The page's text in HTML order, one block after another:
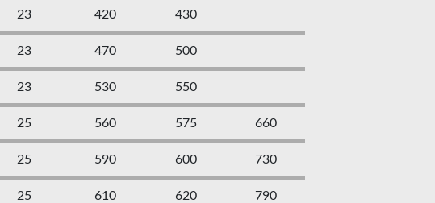
23 420 430
23 470 500
23 530 550
25 560 575 660
25 590 600 730
25 610 620 790